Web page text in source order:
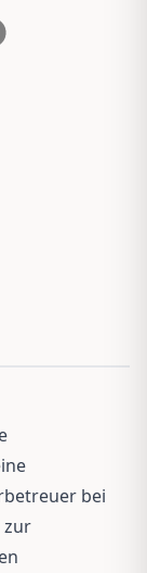
bei
zur